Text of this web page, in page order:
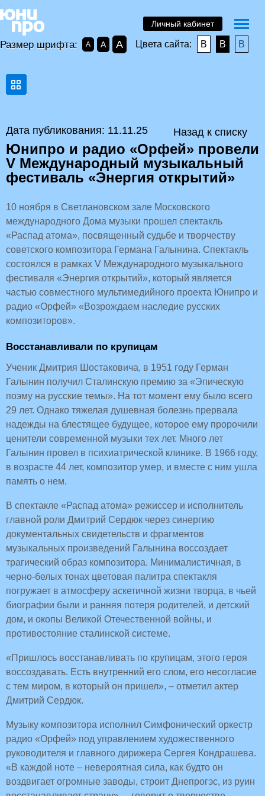
Размер шрифта: A A A Цвета сайта: B B B
Личный кабинет
Дата публикования: 11.11.25 Назад к списку
Юнипро и радио «Орфей» провели
V Международный музыкальный
фестиваль «Энергия открытий»
10 ноября в Светлановском зале Московского
международного Дома музыки прошел спектакль
«Распад атома», посвященный судьбе и творчеству
советского композитора Германа Галынина. Спектакль
состоялся в рамках V Международного музыкального
фестиваля «Энергия открытий», который является
частью совместного мультимедийного проекта Юнипро и
радио «Орфей» «Возрождаем наследие русских
композиторов».
Восстанавливали по крупицам
Ученик Дмитрия Шостаковича, в 1951 году Герман
Галынин получил Сталинскую премию за «Эпическую
поэму на русские темы». На тот момент ему было всего
29 лет. Однако тяжелая душевная болезнь прервала
надежды на блестящее будущее, которое ему пророчили
ценители современной музыки тех лет. Много лет
Галынин провел в психиатрической клинике. В 1966 году,
в возрасте 44 лет, композитор умер, и вместе с ним ушла
память о нем.
В спектакле «Распад атома» режиссер и исполнитель
главной роли Дмитрий Сердюк через синергию
документальных свидетельств и фрагментов
музыкальных произведений Галынина воссоздает
трагический образ композитора. Минималистичная, в
черно-белых тонах цветовая палитра спектакля
погружает в атмосферу аскетичной жизни творца, в чьей
биографии были и ранняя потеря родителей, и детский
дом, и окопы Великой Отечественной войны, и
противостояние сталинской системе.
«Пришлось восстанавливать по крупицам, этого героя
воссоздавать. Есть внутренний его слом, его несогласие
с тем миром, в который он пришел», – отметил актер
Дмитрий Сердюк.
Музыку композитора исполнил Симфонический оркестр
радио «Орфей» под управлением художественного
руководителя и главного дирижера Сергея Кондрашева.
«В каждой ноте – невероятная сила, как будто он
воздвигает огромные заводы, строит Днепрогэс, из руин